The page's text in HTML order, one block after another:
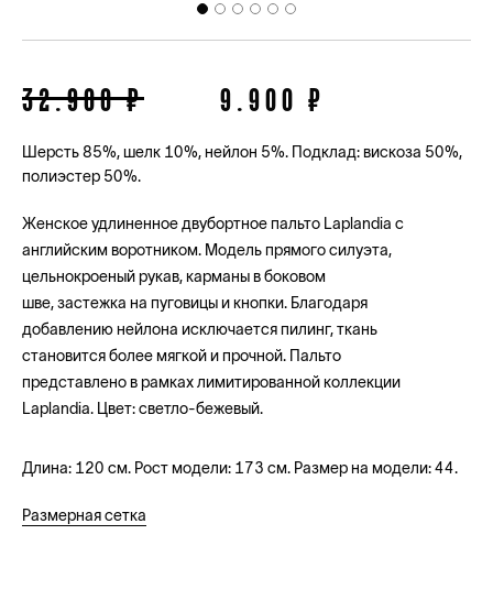
32.900 ₽ 9.900 ₽
Шерсть 85%, шелк 10%, нейлон 5%. Подклад: вискоза 50%,
полиэстер 50%.
Женское удлиненное двубортное пальто Laplandia с
английским воротником. Модель прямого силуэта,
цельнокроеный рукав, карманы в боковом
шве, застежка на пуговицы и кнопки. Благодаря
добавлению нейлона исключается пилинг, ткань
становится более мягкой и прочной. Пальто
представлено в рамках лимитированной коллекции
Laplandia. Цвет: светло-бежевый.
Длина: 120 см. Рост модели: 173 см. Размер на модели: 44.
Размерная сетка